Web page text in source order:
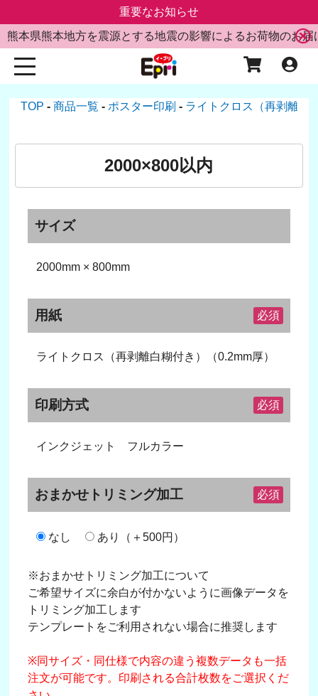
重要なお知らせ
熊本県熊本地方を震源とする地震の影響によるお荷物のお届
TOP 商品一覧 ポスター印刷 ライトクロス（再剥離白
2000×800以内
サイズ
2000mm × 800mm
用紙 必須
ライトクロス（再剥離白糊付き）（0.2mm厚）
印刷方式 必須
インクジェット フルカラー
おまかせトリミング加工 必須
なし あり（＋500円）
※おまかせトリミング加工について
ご希望サイズに余白が付かないように画像データを
トリミング加工します
テンプレートをご利用されない場合に推奨します
※同サイズ・同仕様で内容の違う複数データも一括
注文が可能です。印刷される合計枚数をご選択くだ